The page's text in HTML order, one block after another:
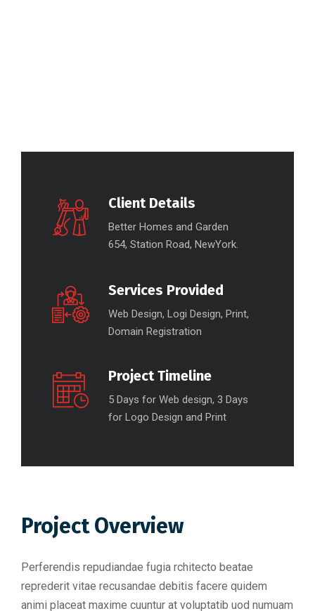
Client Details
Better Homes and Garden
654, Station Road, NewYork.
Services Provided
Web Design, Logi Design, Print,
Domain Registration
Project Timeline
5 Days for Web design, 3 Days
for Logo Design and Print
Project Overview
Perferendis repudiandae fugia rchitecto beatae
reprederit vitae recusandae debitis facere quidem
animi placeat maxime cuuntur at voluptatib uod numuam